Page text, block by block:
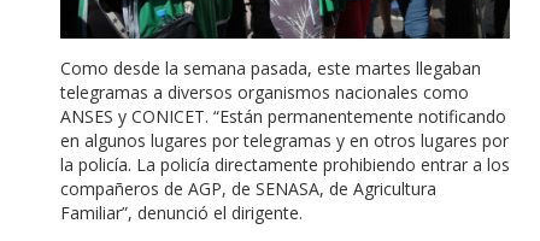
Como desde la semana pasada, este martes llegaban
telegramas a diversos organismos nacionales como
ANSES y CONICET. “Están permanentemente notificando
en algunos lugares por telegramas y en otros lugares por
la policía. La policía directamente prohibiendo entrar a los
compañeros de AGP, de SENASA, de Agricultura
Familiar”, denunció el dirigente.